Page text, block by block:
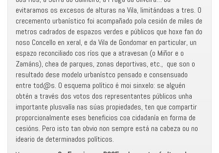
evitaramos os excesos de alturas na Vila, limitándoas a tres. O
crecemento urbanístico foi acompañado pola cesión de miles de
metros cadrados de espazos verdes e públicos que hoxe fan do
noso Concello en xeral, e da Vila de Gondomar en particular, un
espazo reconciliado cos ríos que a atravesan (o Miñor e o
Zamáns), chea de parques, zonas deportivas, etc., que son o
resultado dese modelo urbanístco pensado e consensuado
entre tod@s. O esquema político é moi sinxelo: se alguén
obtén a través dos votos dos representantes públicos unha
importante plusvalía nas súas propiedades, ten que compartir
proporcionalmente eses beneficios coa cidadanía en forma de
cesións. Pero isto tan obvio non sempre está na cabeza ou no
ideario de determinados políticos.